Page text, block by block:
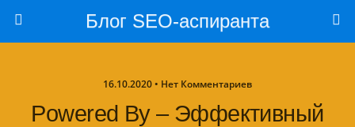
Блог SEO-аспиранта
16.10.2020 • Нет Комментариев
Powered By – Эффективный